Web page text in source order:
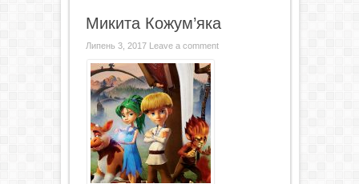
Микита Кожум’яка
Липень 3, 2017 Leave a comment